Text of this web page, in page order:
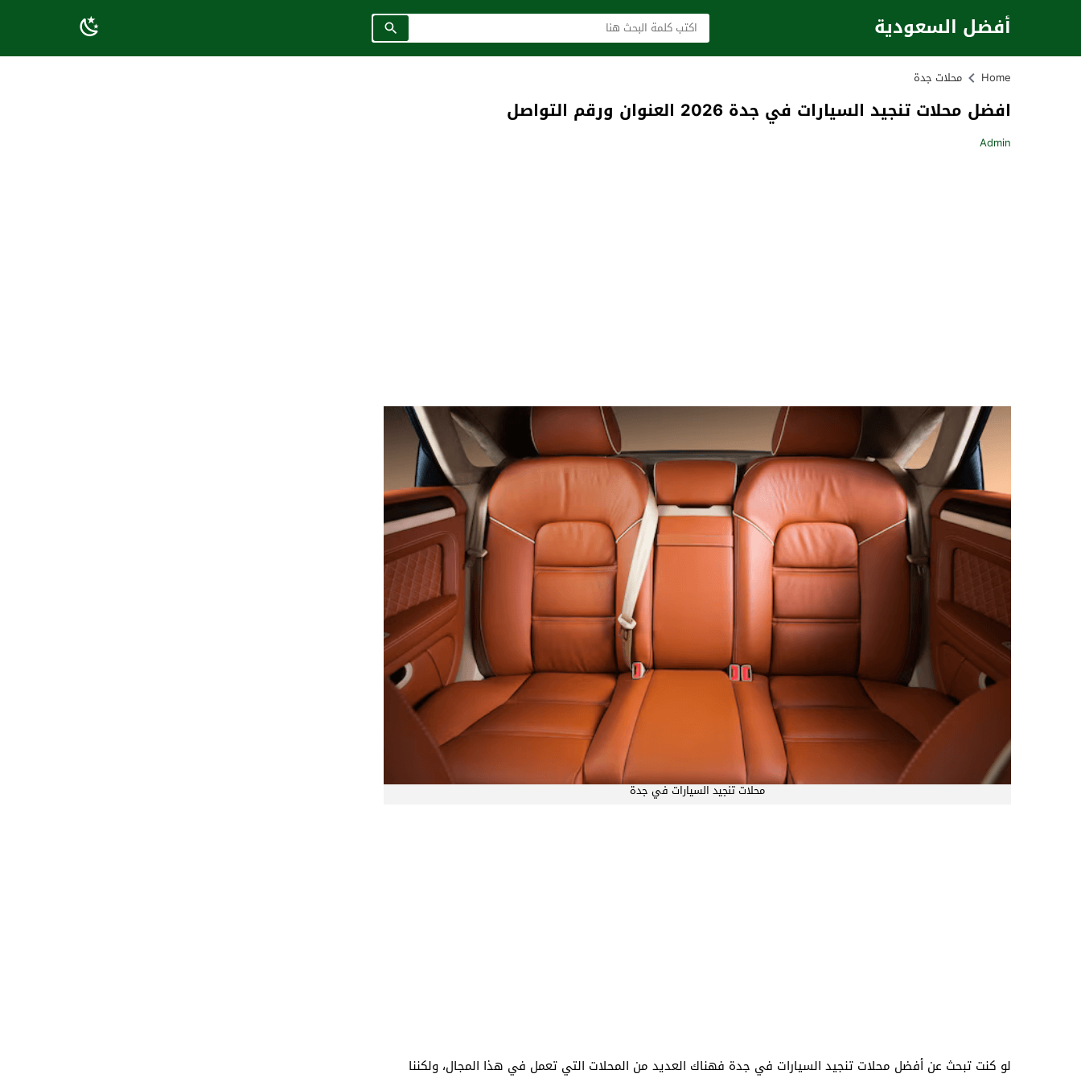
أفضل السعودية
Home محلات جدة
افضل محلات تنجيد السيارات في جدة 2026 العنوان ورقم التواصل
Admin
محلات تنجيد السيارات في جدة
لو كنت تبحث عن أفضل محلات تنجيد السيارات في جدة فهناك العديد من المحلات التي تعمل في هذا المجال، ولكننا